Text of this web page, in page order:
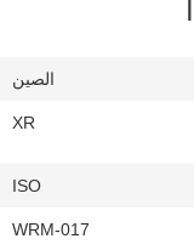
الصين
XR
ISO
WRM-017